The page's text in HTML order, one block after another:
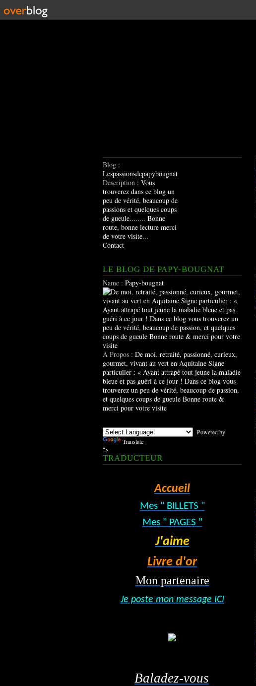
Blog :
Lespassionsdepapybougnat
Description : Vous
trouverez dans ce blog un
peu de vérité, beaucoup de
passions et quelques coups
de gueule........ Bonne
route, bonne lecture merci
de votre visite...
Contact
LE BLOG DE PAPY-BOUGNAT
Name : Papy-bougnat
À Propos : De moi. retraité, passionné, curieux,
gourmet, vivant au vert en Aquitaine Signe
particulier : « Ayant attrapé tout jeune la maladie
bleue et pas guéri à ce jour ! Dans ce blog vous
trouverez un peu de vérité, beaucoup de passion,
et quelques coups de gueule Bonne route &
merci pour votre visite
Powered by
Translate
">
TRADUCTEUR
Accueil
Mes " BILLETS "
Mes " PAGES "
J'aime
Livre d'or
Mon partenaire
Je poste mon message ICI
Baladez-vous